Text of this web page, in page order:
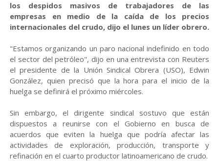
los despidos masivos de trabajadores de las
empresas en medio de la caída de los precios
internacionales del crudo, dijo el lunes un líder obrero.
"Estamos organizando un paro nacional indefinido en todo
el sector del petróleo", dijo en una entrevista con Reuters
el presidente de la Unión Sindical Obrera (USO), Edwin
González, quien precisó que la hora para el inicio de la
huelga se definirá el próximo miércoles.
Sin embargo, el dirigente sindical sostuvo que están
dispuestos a reunirse con el Gobierno en busca de
acuerdos que eviten la huelga que podría afectar las
actividades de exploración, producción, transporte y
refinación en el cuarto productor latinoamericano de crudo.